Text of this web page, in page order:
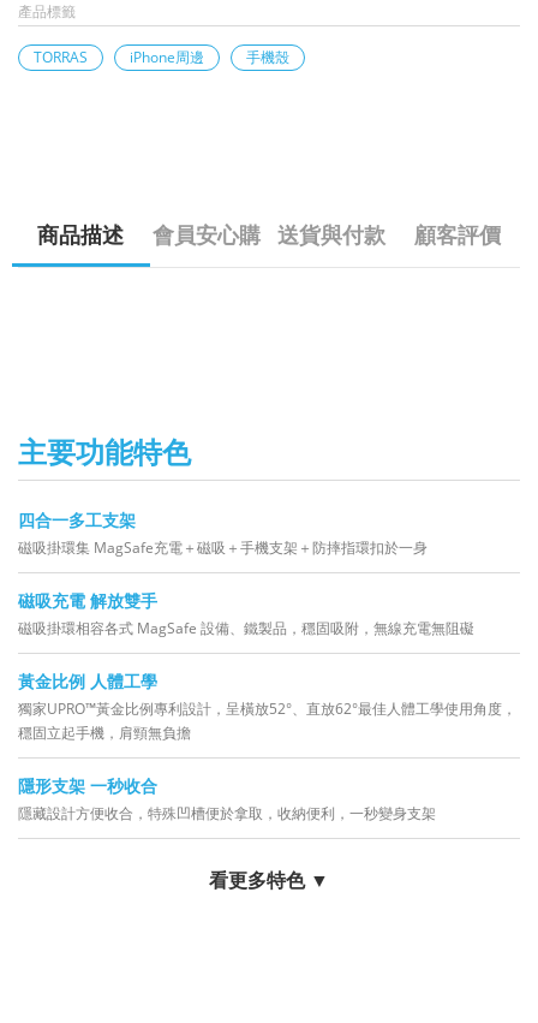
產品標籤
TORRAS iPhone周邊 手機殼
商品描述 會員安心購 送貨與付款 顧客評價
主要功能特色
四合一多工支架
磁吸掛環集 MagSafe充電＋磁吸＋手機支架＋防摔指環扣於一身
磁吸充電 解放雙手
磁吸掛環相容各式 MagSafe 設備、鐵製品，穩固吸附，無線充電無阻礙
黃金比例 人體工學
獨家UPRO™黃金比例專利設計，呈橫放52°、直放62°最佳人體工學使用角度，
穩固立起手機，肩頸無負擔
隱形支架 一秒收合
隱藏設計方便收合，特殊凹槽便於拿取，收納便利，一秒變身支架
看更多特色 ▼